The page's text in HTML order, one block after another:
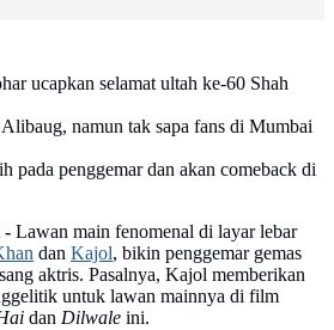
ucapkan selamat ultah ke-60 Shah
namun tak sapa fans di Mumbai
pada penggemar dan akan comeback di
- Lawan main fenomenal di layar lebar
dan Kajol, bikin penggemar gemas
aktris. Pasalnya, Kajol memberikan
untuk lawan mainnya di film
dan Dilwale ini.